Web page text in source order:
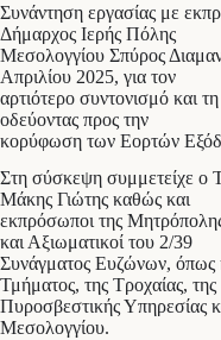
Συνάντηση εργασίας με
Δήμαρχος Ιερής Πόλης
Μεσολογγίου Σπύρος
Απριλίου 2025, για τον
αρτιότερο συντονισμό και
οδεύοντας προς την
κορύφωση των Εορτών
Στη σύσκεψη συμμετείχε ο
Μάκης Γιώτης καθώς και
εκπρόσωποι της
και Αξιωματικοί του 2/39
Συνάγματος Ευζώνων, όπως
Τμήματος, της Τροχαίας, της
Πυροσβεστικής Υπηρεσίας
Μεσολογγίου.